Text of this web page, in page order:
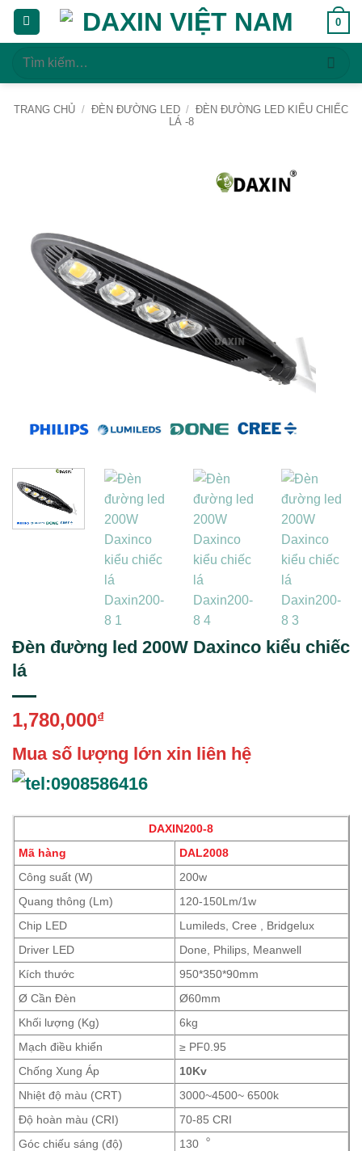
Bỏ
qua
dung
0
Tìm
TRANG CHỦ / ĐÈN ĐƯỜNG LED / ĐÈN ĐƯỜNG LED KIỂU CHIẾC
LÁ -8
Đèn đường led 200W Daxinco kiểu chiếc
lá
1,780,000₫
Mua số lượng lớn xin liên hệ
DAXIN200-8
Mã hàng
DAL2008
Công suất (W)
200w
Quang thông (Lm)
120-150Lm/1w
Chip LED
Lumileds, Cree , Bridgelux
Driver LED
Done, Philips, Meanwell
Kích thước
950*350*90mm
Ø Cần Đèn
Ø60mm
Khối lượng (Kg)
6kg
Mạch điều khiển
≥ PF0.95
Chống Xung Áp
10Kv
Nhiệt độ màu (CRT)
3000~4500~ 6500k
Độ hoàn màu (CRI)
70-85 CRI
Góc chiếu sáng (độ)
130︒